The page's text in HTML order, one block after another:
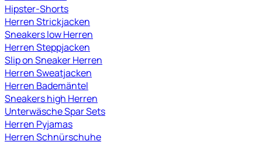
Hipster-Shorts
Herren Strickjacken
Sneakers low Herren
Herren Steppjacken
Slip on Sneaker Herren
Herren Sweatjacken
Herren Bademäntel
Sneakers high Herren
Unterwäsche Spar Sets
Herren Pyjamas
Herren Schnürschuhe